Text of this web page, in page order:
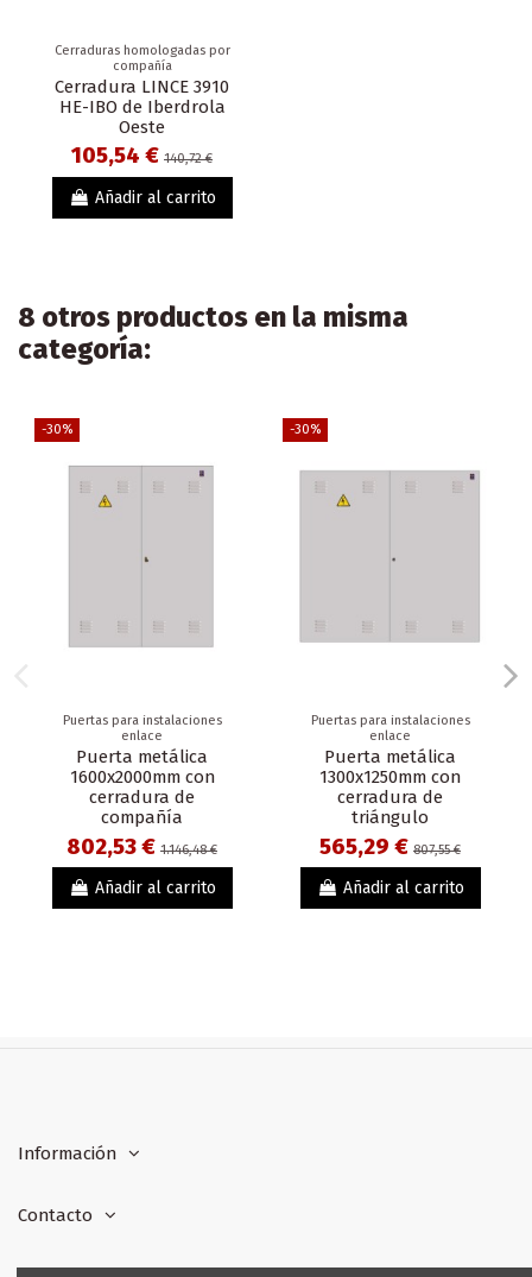
Cerraduras homologadas por
compañía
Cerradura LINCE 3910
HE-IBO de Iberdrola
Oeste
105,54 € 140,72 €
Añadir al carrito
8 otros productos en la misma
categoría:
-30%
Puertas para instalaciones
enlace
Puerta metálica
1600x2000mm con
cerradura de
compañía
802,53 € 1.146,48 €
Añadir al carrito
-30%
Puertas para instalaciones
enlace
Puerta metálica
1300x1250mm con
cerradura de
triángulo
565,29 € 807,55 €
Añadir al carrito
Información
Contacto